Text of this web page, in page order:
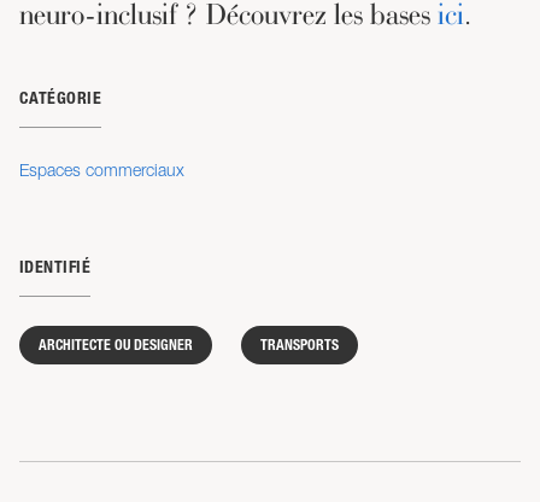
neuro-inclusif ? Découvrez les basesici.
CATÉGORIE
Espaces commerciaux
IDENTIFIÉ
ARCHITECTE OU DESIGNER TRANSPORTS